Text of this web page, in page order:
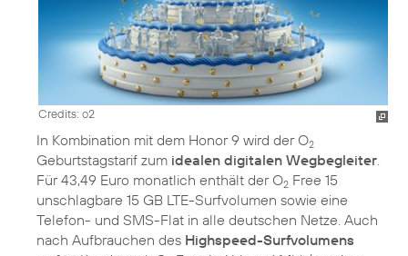
Credits: o2
In Kombination mit dem Honor 9 wird der O2
Geburtstagstarif zum idealen digitalen Wegbegleiter
Für 43,49 Euro monatlich enthält der O2 Free 15
unschlagbare 15 GB LTE-Surfvolumen sowie eine
Telefon- und SMS-Flat in alle deutschen Netze. Auch
nach Aufbrauchen des Highspeed-Surfvolumens